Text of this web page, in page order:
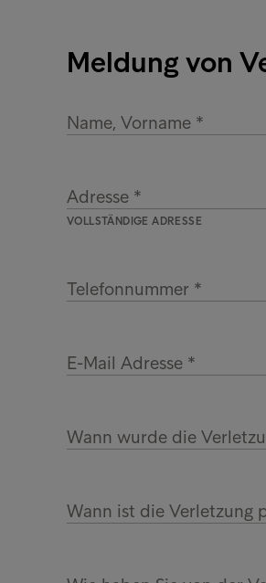
Meldung von
Name, Vorname
Adresse
VOLLSTÄNDIGE ADRESSE
Telefonnummer
E-Mail Adresse
Wann wurde die
Wann ist die Verletzung